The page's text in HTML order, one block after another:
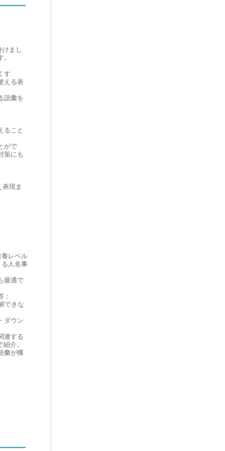
けまし
す
える表
語彙を
ること
がで
策にも
現ま
レベル
る人名事
最適で
：
できな
ダウン
連する
介。
彙が獲